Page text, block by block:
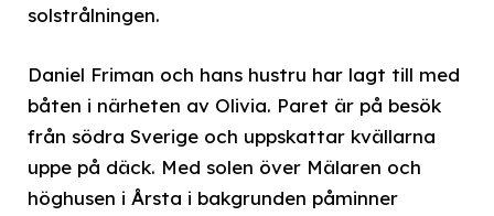
solstrålningen.
Daniel Friman och hans hustru har lagt till med
båten i närheten av Olivia. Paret är på besök
från södra Sverige och uppskattar kvällarna
uppe på däck. Med solen över Mälaren och
höghusen i Årsta i bakgrunden påminner